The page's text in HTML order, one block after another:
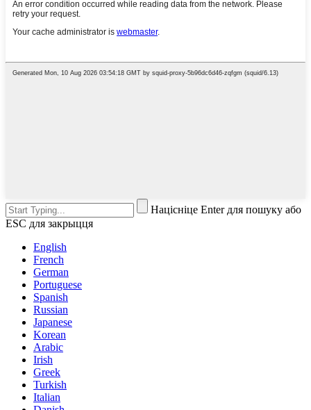
Націсніце Enter для пошуку або
ESC для закрыцця
English
French
German
Portuguese
Spanish
Russian
Japanese
Korean
Arabic
Irish
Greek
Turkish
Italian